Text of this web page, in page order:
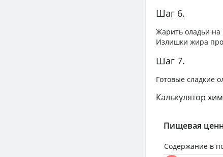
Шаг 6.
Жарить оладьи на
Излишки жира
Шаг 7.
Готовые сладкие
Калькулятор
Пищевая
Содержание в